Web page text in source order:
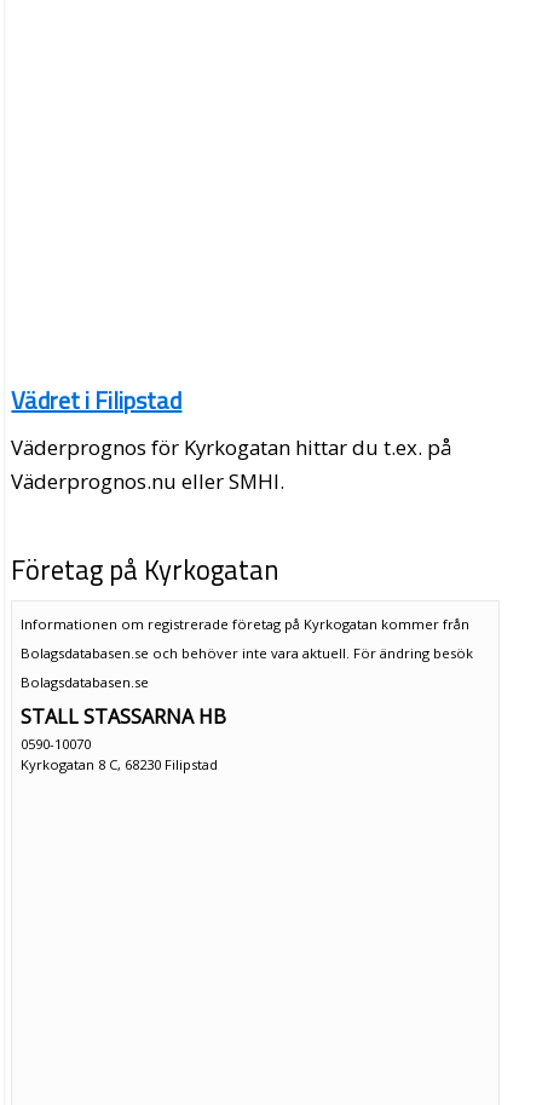
Vädret i Filipstad
Väderprognos för Kyrkogatan hittar du t.ex. på
Väderprognos.nu eller SMHI.
Företag på Kyrkogatan
Informationen om registrerade företag på Kyrkogatan kommer från
Bolagsdatabasen.se och behöver inte vara aktuell. För ändring besök
Bolagsdatabasen.se
STALL STASSARNA HB
0590-10070
Kyrkogatan 8 C, 68230 Filipstad